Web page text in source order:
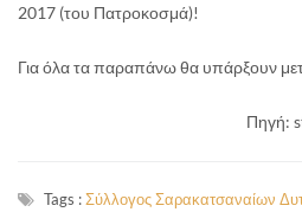
2017 (του Πατροκοσμά)!
Για όλα τα παραπάνω θα υπάρξουν
Πηγή:
Tags :Σύλλογος Σαρακατσαναίων